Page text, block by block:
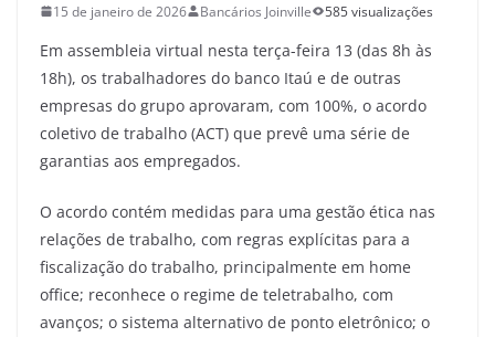
15 de janeiro de 2026 Bancários Joinville 585 visualizações
Em assembleia virtual nesta terça-feira 13 (das 8h às
18h), os trabalhadores do banco Itaú e de outras
empresas do grupo aprovaram, com 100%, o acordo
coletivo de trabalho (ACT) que prevê uma série de
garantias aos empregados.
O acordo contém medidas para uma gestão ética nas
relações de trabalho, com regras explícitas para a
fiscalização do trabalho, principalmente em home
office; reconhece o regime de teletrabalho, com
avanços; o sistema alternativo de ponto eletrônico; o